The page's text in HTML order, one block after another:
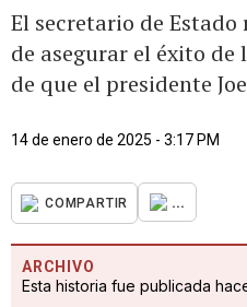
El secretario de
de asegurar el éxito de
de que el presidente
14 de enero de 2025 - 3:17 PM
COMPARTIR ...
ARCHIVO
Esta historia fue publicada